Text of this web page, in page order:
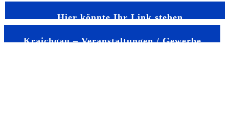
Hier könnte Ihr Link stehen
Kraichgau – Veranstaltungen / Gewerbe